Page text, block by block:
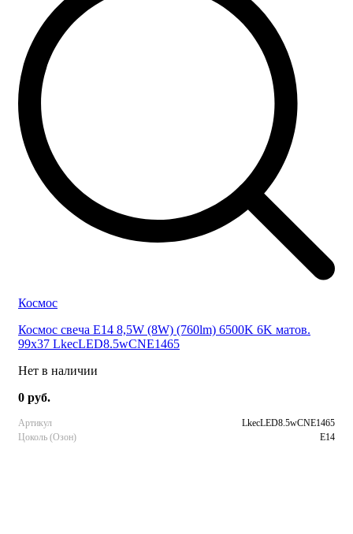
Космос
Космос свеча E14 8,5W (8W) (760lm) 6500K 6K матов.
99x37 LkecLED8.5wCNE1465
Нет в наличии
0 руб.
Артикул
LkecLED8.5wCNE1465
Цоколь (Озон)
E14